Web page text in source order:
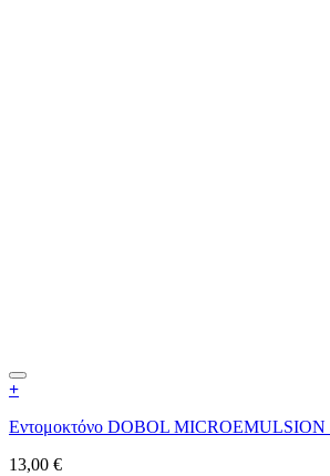
+
Εντομοκτόνο DOBOL MICROEMULSION
13,00 €